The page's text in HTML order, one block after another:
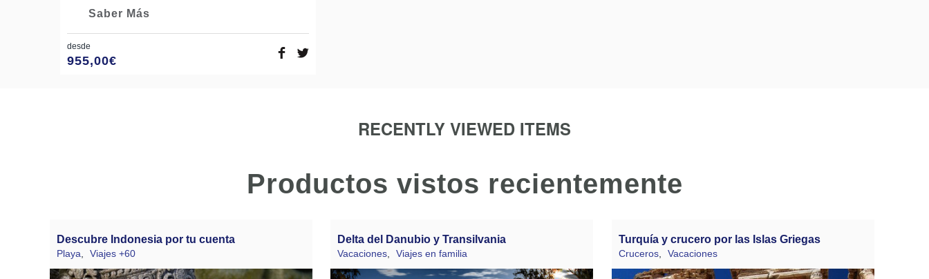
Saber Más
desde
955,00€
RECENTLY VIEWED ITEMS
Productos vistos recientemente
Descubre Indonesia por tu cuenta
Playa Viajes +60
Delta del Danubio y Transilvania
Vacaciones Viajes en familia
Turquía y crucero por las Islas Griegas
Cruceros, Vacaciones